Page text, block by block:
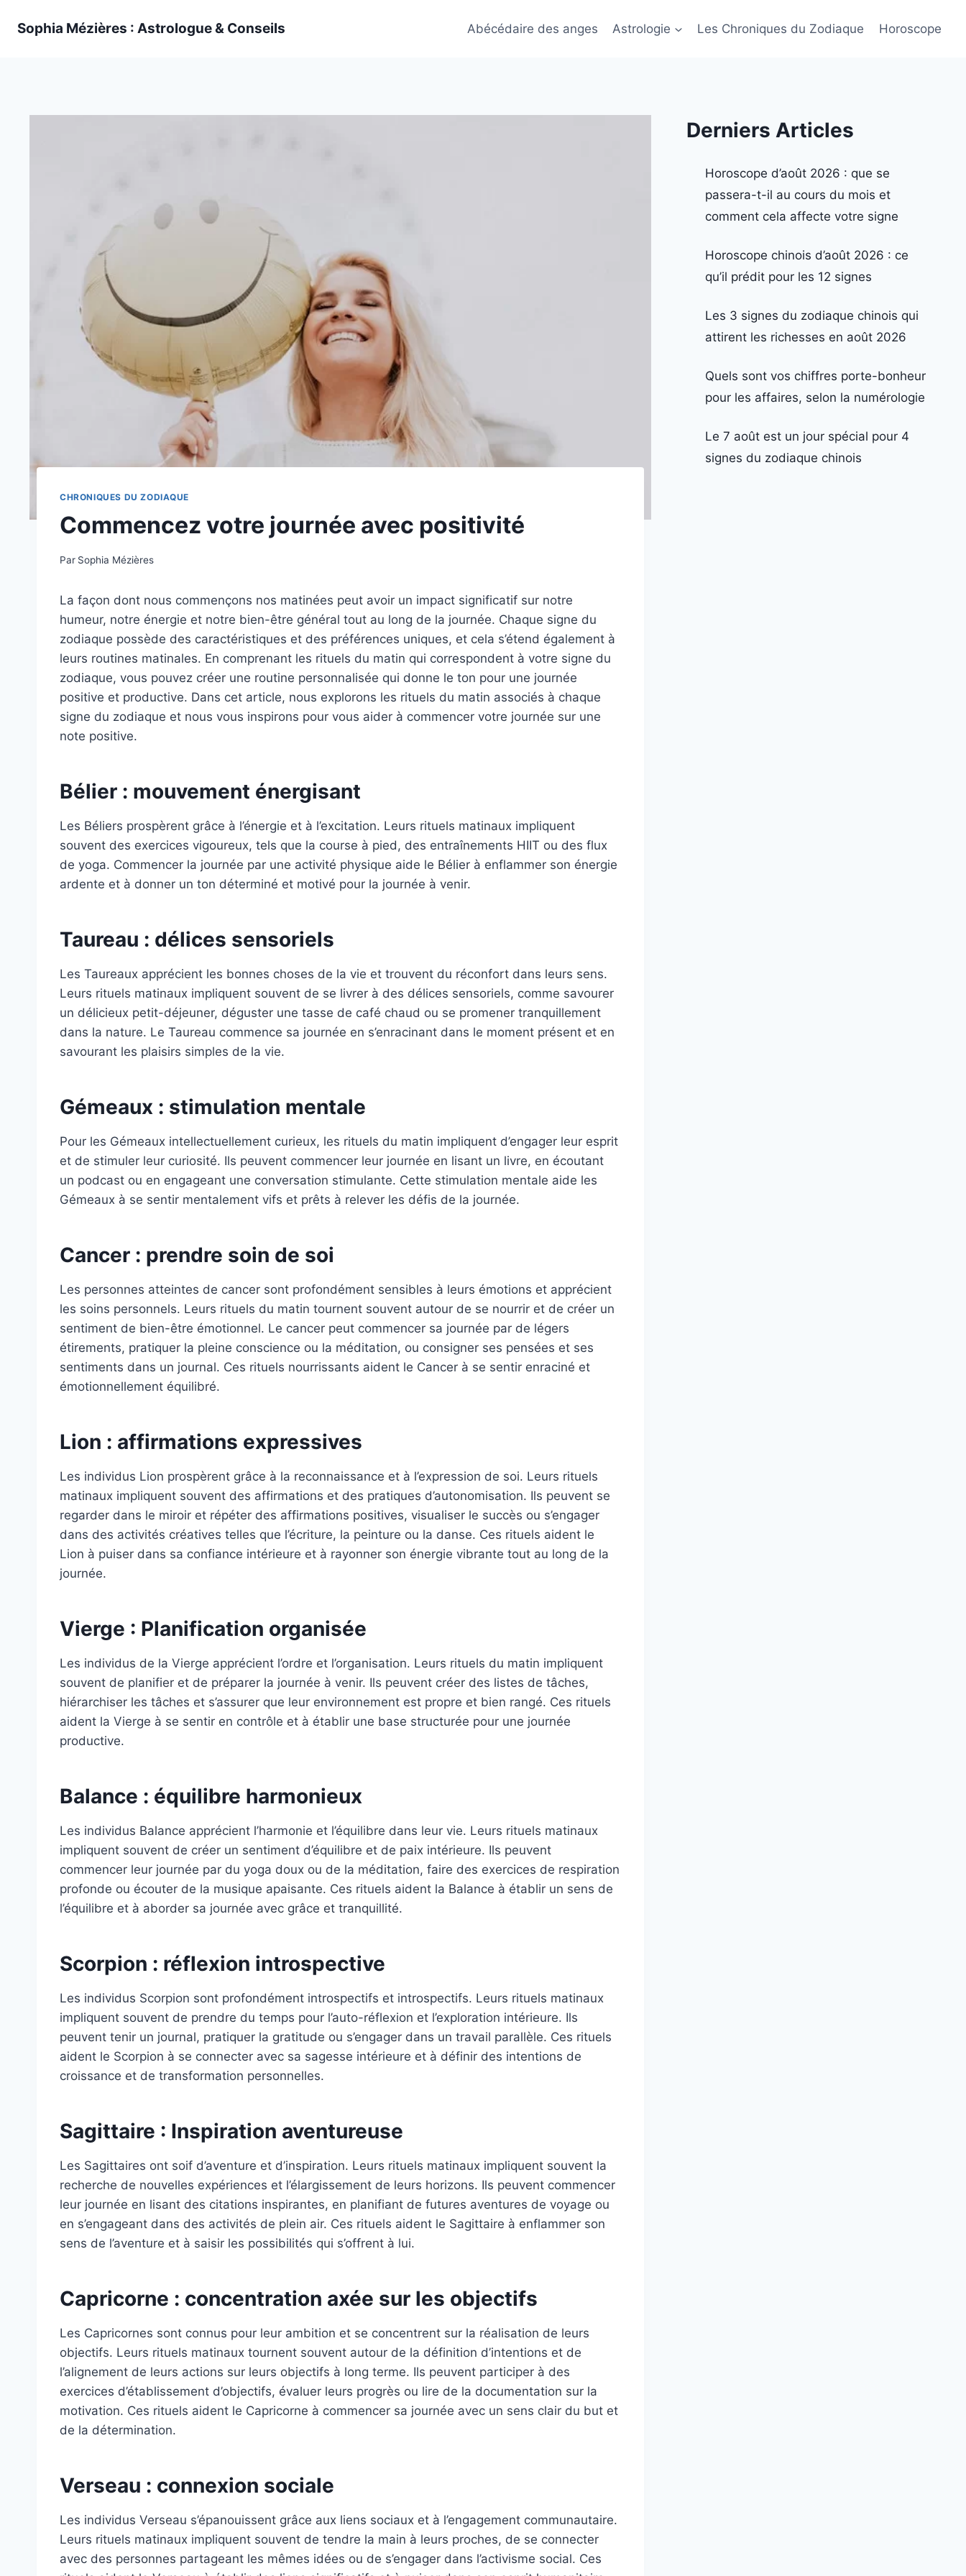
Sophia Mézières : Astrologue & Conseils Abécédaire des anges Astrologie Les Chroniques du Zodiaque Horoscope
CHRONIQUES DU ZODIAQUE
Commencez votre journée avec positivité
Par Sophia Mézières
La façon dont nous commençons nos matinées peut avoir un impact significatif sur notre
humeur, notre énergie et notre bien-être général tout au long de la journée. Chaque signe du
zodiaque possède des caractéristiques et des préférences uniques, et cela s’étend également à
leurs routines matinales. En comprenant les rituels du matin qui correspondent à votre signe du
zodiaque, vous pouvez créer une routine personnalisée qui donne le ton pour une journée
positive et productive. Dans cet article, nous explorons les rituels du matin associés à chaque
signe du zodiaque et nous vous inspirons pour vous aider à commencer votre journée sur une
note positive.
Bélier : mouvement énergisant
Les Béliers prospèrent grâce à l’énergie et à l’excitation. Leurs rituels matinaux impliquent
souvent des exercices vigoureux, tels que la course à pied, des entraînements HIIT ou des flux
de yoga. Commencer la journée par une activité physique aide le Bélier à enflammer son énergie
ardente et à donner un ton déterminé et motivé pour la journée à venir.
Taureau : délices sensoriels
Les Taureaux apprécient les bonnes choses de la vie et trouvent du réconfort dans leurs sens.
Leurs rituels matinaux impliquent souvent de se livrer à des délices sensoriels, comme savourer
un délicieux petit-déjeuner, déguster une tasse de café chaud ou se promener tranquillement
dans la nature. Le Taureau commence sa journée en s’enracinant dans le moment présent et en
savourant les plaisirs simples de la vie.
Gémeaux : stimulation mentale
Pour les Gémeaux intellectuellement curieux, les rituels du matin impliquent d’engager leur esprit
et de stimuler leur curiosité. Ils peuvent commencer leur journée en lisant un livre, en écoutant
un podcast ou en engageant une conversation stimulante. Cette stimulation mentale aide les
Gémeaux à se sentir mentalement vifs et prêts à relever les défis de la journée.
Cancer : prendre soin de soi
Les personnes atteintes de cancer sont profondément sensibles à leurs émotions et apprécient
les soins personnels. Leurs rituels du matin tournent souvent autour de se nourrir et de créer un
sentiment de bien-être émotionnel. Le cancer peut commencer sa journée par de légers
étirements, pratiquer la pleine conscience ou la méditation, ou consigner ses pensées et ses
sentiments dans un journal. Ces rituels nourrissants aident le Cancer à se sentir enraciné et
émotionnellement équilibré.
Lion : affirmations expressives
Les individus Lion prospèrent grâce à la reconnaissance et à l’expression de soi. Leurs rituels
matinaux impliquent souvent des affirmations et des pratiques d’autonomisation. Ils peuvent se
regarder dans le miroir et répéter des affirmations positives, visualiser le succès ou s’engager
dans des activités créatives telles que l’écriture, la peinture ou la danse. Ces rituels aident le
Lion à puiser dans sa confiance intérieure et à rayonner son énergie vibrante tout au long de la
journée.
Vierge : Planification organisée
Les individus de la Vierge apprécient l’ordre et l’organisation. Leurs rituels du matin impliquent
souvent de planifier et de préparer la journée à venir. Ils peuvent créer des listes de tâches,
hiérarchiser les tâches et s’assurer que leur environnement est propre et bien rangé. Ces rituels
aident la Vierge à se sentir en contrôle et à établir une base structurée pour une journée
productive.
Balance : équilibre harmonieux
Les individus Balance apprécient l’harmonie et l’équilibre dans leur vie. Leurs rituels matinaux
impliquent souvent de créer un sentiment d’équilibre et de paix intérieure. Ils peuvent
commencer leur journée par du yoga doux ou de la méditation, faire des exercices de respiration
profonde ou écouter de la musique apaisante. Ces rituels aident la Balance à établir un sens de
l’équilibre et à aborder sa journée avec grâce et tranquillité.
Scorpion : réflexion introspective
Les individus Scorpion sont profondément introspectifs et introspectifs. Leurs rituels matinaux
impliquent souvent de prendre du temps pour l’auto-réflexion et l’exploration intérieure. Ils
peuvent tenir un journal, pratiquer la gratitude ou s’engager dans un travail parallèle. Ces rituels
aident le Scorpion à se connecter avec sa sagesse intérieure et à définir des intentions de
croissance et de transformation personnelles.
Sagittaire : Inspiration aventureuse
Les Sagittaires ont soif d’aventure et d’inspiration. Leurs rituels matinaux impliquent souvent la
recherche de nouvelles expériences et l’élargissement de leurs horizons. Ils peuvent commencer
leur journée en lisant des citations inspirantes, en planifiant de futures aventures de voyage ou
en s’engageant dans des activités de plein air. Ces rituels aident le Sagittaire à enflammer son
sens de l’aventure et à saisir les possibilités qui s’offrent à lui.
Capricorne : concentration axée sur les objectifs
Les Capricornes sont connus pour leur ambition et se concentrent sur la réalisation de leurs
objectifs. Leurs rituels matinaux tournent souvent autour de la définition d’intentions et de
l’alignement de leurs actions sur leurs objectifs à long terme. Ils peuvent participer à des
exercices d’établissement d’objectifs, évaluer leurs progrès ou lire de la documentation sur la
motivation. Ces rituels aident le Capricorne à commencer sa journée avec un sens clair du but et
de la détermination.
Verseau : connexion sociale
Les individus Verseau s’épanouissent grâce aux liens sociaux et à l’engagement communautaire.
Leurs rituels matinaux impliquent souvent de tendre la main à leurs proches, de se connecter
avec des personnes partageant les mêmes idées ou de s’engager dans l’activisme social. Ces
Derniers Articles
Horoscope d’août 2026 : que se
passera-t-il au cours du mois et
comment cela affecte votre signe
Horoscope chinois d’août 2026 : ce
qu’il prédit pour les 12 signes
Les 3 signes du zodiaque chinois qui
attirent les richesses en août 2026
Quels sont vos chiffres porte-bonheur
pour les affaires, selon la numérologie
Le 7 août est un jour spécial pour 4
signes du zodiaque chinois